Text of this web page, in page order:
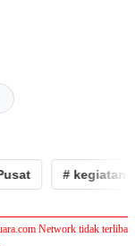
# kegiatan #